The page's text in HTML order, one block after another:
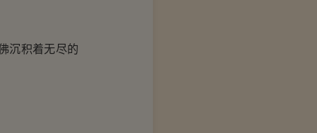
沉积着无尽的